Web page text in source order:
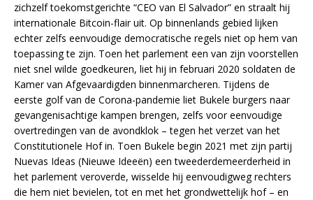
zichzelf toekomstgerichte “CEO van El Salvador” en straalt hij
internationale Bitcoin-flair uit. Op binnenlands gebied lijken
echter zelfs eenvoudige democratische regels niet op hem van
toepassing te zijn. Toen het parlement een van zijn voorstellen
niet snel wilde goedkeuren, liet hij in februari 2020 soldaten de
Kamer van Afgevaardigden binnenmarcheren. Tijdens de
eerste golf van de Corona-pandemie liet Bukele burgers naar
gevangenisachtige kampen brengen, zelfs voor eenvoudige
overtredingen van de avondklok – tegen het verzet van het
Constitutionele Hof in. Toen Bukele begin 2021 met zijn partij
Nuevas Ideas (Nieuwe Ideeën) een tweederdemeerderheid in
het parlement veroverde, wisselde hij eenvoudigweg rechters
die hem niet bevielen, tot en met het grondwettelijk hof – en